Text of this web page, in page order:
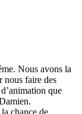
Nous avons la
nous faire des
que